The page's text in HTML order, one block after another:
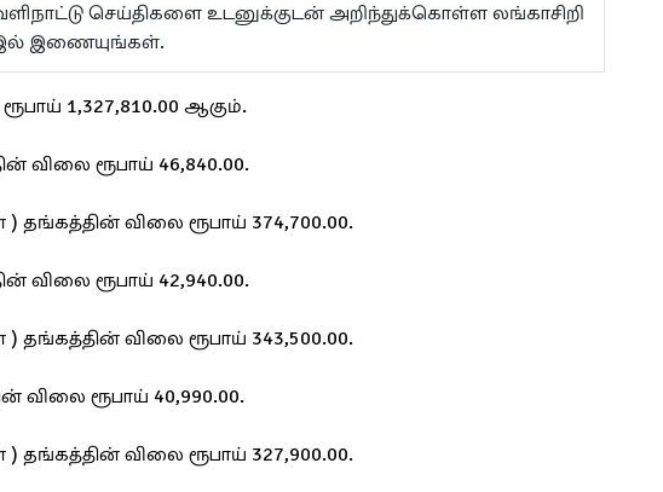
செய்திகளை உடனுக்குடன் அறிந்துக்கொள்ள லங்காசிறி
இணையுங்கள்.
1,327,810.00 ஆகும்.
விலை ரூபாய் 46,840.00.
) தங்கத்தின் விலை ரூபாய் 374,700.00.
விலை ரூபாய் 42,940.00.
) தங்கத்தின் விலை ரூபாய் 343,500.00.
விலை ரூபாய் 40,990.00.
) தங்கத்தின் விலை ரூபாய் 327,900.00.